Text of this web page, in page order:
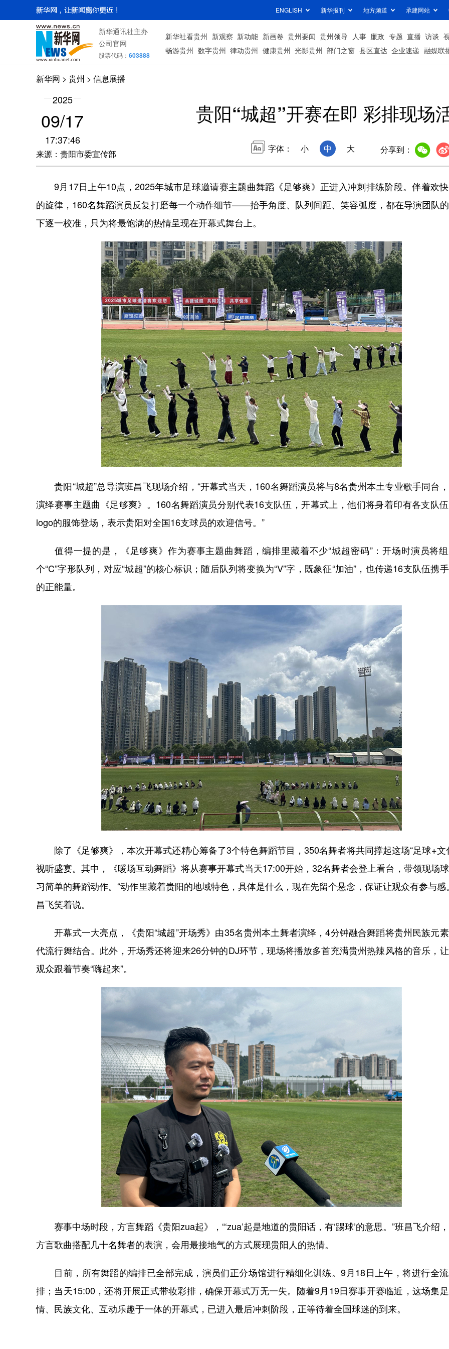
ENGLISH 新华报刊 地方频道 承建网站
新华通讯社主办
公司官网
股票代码： 603888
新华社看贵州 新观察 新动能 新画卷 贵州要闻 贵州领导 人事 廉政 专题 直播 访谈
畅游贵州 数字贵州 律动贵州 健康贵州 光影贵州 部门之窗 县区直达 企业速递 融媒联
新华网 > 贵州 > 信息展播
2025
09/17
17:37:46
来源：贵阳市委宣传部
贵阳“城超”开赛在即 彩排现场
字体： 小 中 大 分享到：
9月17日上午10点，2025年城市足球邀请赛主题曲舞蹈《足够爽》正进入冲刺排练阶段。伴着欢
的旋律，160名舞蹈演员反复打磨每一个动作细节——抬手角度、队列间距、笑容弧度，都在导演团队
下逐一校准，只为将最饱满的热情呈现在开幕式舞台上。
贵阳“城超”总导演班昌飞现场介绍，“开幕式当天，160名舞蹈演员将与8名贵州本土专业歌手同台
演绎赛事主题曲《足够爽》。160名舞蹈演员分别代表16支队伍，开幕式上，他们将身着印有各支队
logo的服饰登场，表示贵阳对全国16支球员的欢迎信号。”
值得一提的是，《足够爽》作为赛事主题曲舞蹈，编排里藏着不少“城超密码”：开场时演员将
个“C”字形队列，对应“城超”的核心标识；随后队列将变换为“V”字，既象征“加油”，也传递16支队伍携
的正能量。
除了《足够爽》，本次开幕式还精心筹备了3个特色舞蹈节目，350名舞者将共同撑起这场“足球+文
视听盛宴。其中，《暖场互动舞蹈》将从赛事开幕式当天17:00开始，32名舞者会登上看台，带领现场
习简单的舞蹈动作。“动作里藏着贵阳的地域特色，具体是什么，现在先留个悬念，保证让观众有参与感
昌飞笑着说。
开幕式一大亮点，《贵阳“城超”开场秀》由35名贵州本土舞者演绎，4分钟融合舞蹈将贵州民族元
代流行舞结合。此外，开场秀还将迎来26分钟的DJ环节，现场将播放多首充满贵州热辣风格的音乐，
观众跟着节奏“嗨起来”。
赛事中场时段，方言舞蹈《贵阳zua起》，“‘zua’起是地道的贵阳话，有‘踢球’的意思。”班昌飞介绍
方言歌曲搭配几十名舞者的表演，会用最接地气的方式展现贵阳人的热情。
目前，所有舞蹈的编排已全部完成，演员们正分场馆进行精细化训练。9月18日上午，将进行全
排；当天15:00，还将开展正式带妆彩排，确保开幕式万无一失。随着9月19日赛事开赛临近，这场集
情、民族文化、互动乐趣于一体的开幕式，已进入最后冲刺阶段，正等待着全国球迷的到来。